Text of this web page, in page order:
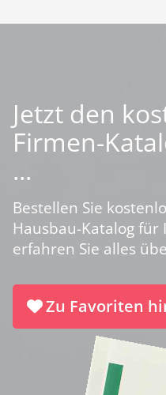
Jetzt den
Firmen-
...
Bestellen Sie
Hausbau-Katalog
erfahren Sie alles
Zu Favoriten